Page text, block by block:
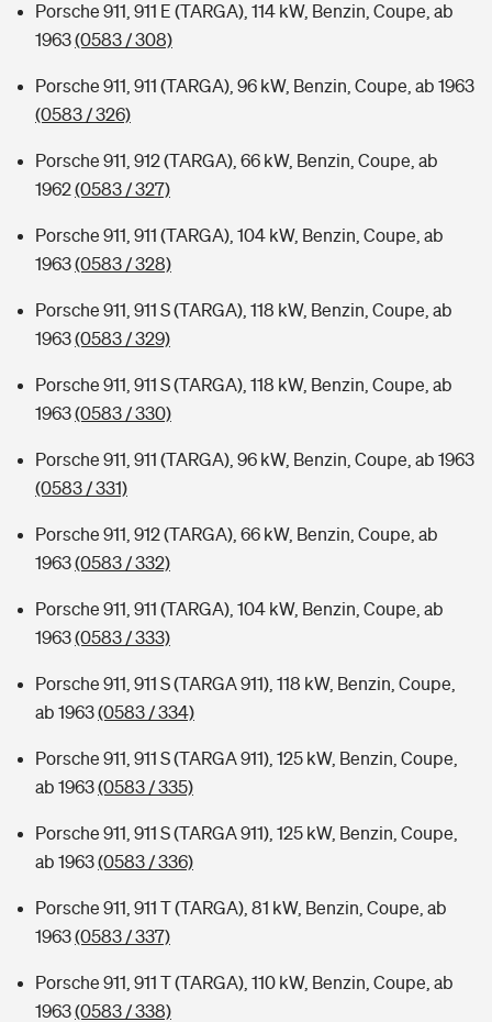
Porsche 911, 911 E (TARGA), 114 kW, Benzin, Coupe, ab
1963(0583 / 308)
Porsche 911, 911 (TARGA), 96 kW, Benzin, Coupe, ab 1963
(0583 / 326)
Porsche 911, 912 (TARGA), 66 kW, Benzin, Coupe, ab
1962(0583 / 327)
Porsche 911, 911 (TARGA), 104 kW, Benzin, Coupe, ab
1963(0583 / 328)
Porsche 911, 911 S (TARGA), 118 kW, Benzin, Coupe, ab
1963(0583 / 329)
Porsche 911, 911 S (TARGA), 118 kW, Benzin, Coupe, ab
1963(0583 / 330)
Porsche 911, 911 (TARGA), 96 kW, Benzin, Coupe, ab 1963
(0583 / 331)
Porsche 911, 912 (TARGA), 66 kW, Benzin, Coupe, ab
1963(0583 / 332)
Porsche 911, 911 (TARGA), 104 kW, Benzin, Coupe, ab
1963(0583 / 333)
Porsche 911, 911 S (TARGA 911), 118 kW, Benzin, Coupe,
ab 1963(0583 / 334)
Porsche 911, 911 S (TARGA 911), 125 kW, Benzin, Coupe,
ab 1963(0583 / 335)
Porsche 911, 911 S (TARGA 911), 125 kW, Benzin, Coupe,
ab 1963(0583 / 336)
Porsche 911, 911 T (TARGA), 81 kW, Benzin, Coupe, ab
1963(0583 / 337)
Porsche 911, 911 T (TARGA), 110 kW, Benzin, Coupe, ab
1963(0583 / 338)